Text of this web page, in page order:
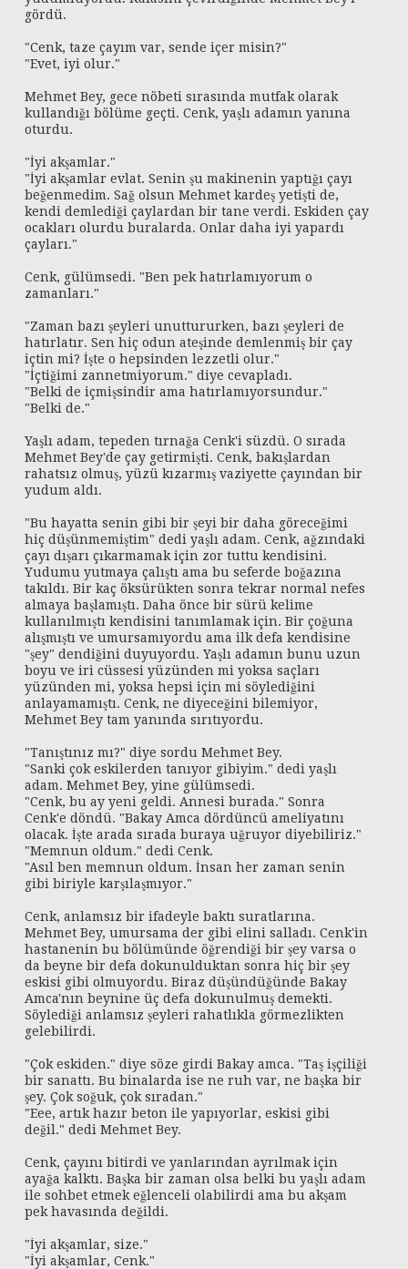
gördü.
"Cenk, taze çayım var, sende içer misin?"
"Evet, iyi olur."
Mehmet Bey, gece nöbeti sırasında mutfak olarak
kullandığı bölüme geçti. Cenk, yaşlı adamın yanına
oturdu.
"İyi akşamlar."
"İyi akşamlar evlat. Senin şu makinenin yaptığı çayı
beğenmedim. Sağ olsun Mehmet kardeş yetişti de,
kendi demlediği çaylardan bir tane verdi. Eskiden çay
ocakları olurdu buralarda. Onlar daha iyi yapardı
çayları."
Cenk, gülümsedi. "Ben pek hatırlamıyorum o
zamanları."
"Zaman bazı şeyleri unuttururken, bazı şeyleri de
hatırlatır. Sen hiç odun ateşinde demlenmiş bir çay
içtin mi? İşte o hepsinden lezzetli olur."
"İçtiğimi zannetmiyorum." diye cevapladı.
"Belki de içmişsindir ama hatırlamıyorsundur."
"Belki de."
Yaşlı adam, tepeden tırnağa Cenk'i süzdü. O sırada
Mehmet Bey'de çay getirmişti. Cenk, bakışlardan
rahatsız olmuş, yüzü kızarmış vaziyette çayından bir
yudum aldı.
"Bu hayatta senin gibi bir şeyi bir daha göreceğimi
hiç düşünmemiştim" dedi yaşlı adam. Cenk, ağzındaki
çayı dışarı çıkarmamak için zor tuttu kendisini.
Yudumu yutmaya çalıştı ama bu seferde boğazına
takıldı. Bir kaç öksürükten sonra tekrar normal nefes
almaya başlamıştı. Daha önce bir sürü kelime
kullanılmıştı kendisini tanımlamak için. Bir çoğuna
alışmıştı ve umursamıyordu ama ilk defa kendisine
"şey" dendiğini duyuyordu. Yaşlı adamın bunu uzun
boyu ve iri cüssesi yüzünden mi yoksa saçları
yüzünden mi, yoksa hepsi için mi söylediğini
anlayamamıştı. Cenk, ne diyeceğini bilemiyor,
Mehmet Bey tam yanında sırıtıyordu.
"Tanıştınız mı?" diye sordu Mehmet Bey.
"Sanki çok eskilerden tanıyor gibiyim." dedi yaşlı
adam. Mehmet Bey, yine gülümsedi.
"Cenk, bu ay yeni geldi. Annesi burada." Sonra
Cenk'e döndü. "Bakay Amca dördüncü ameliyatını
olacak. İşte arada sırada buraya uğruyor diyebiliriz."
"Memnun oldum." dedi Cenk.
"Asıl ben memnun oldum. İnsan her zaman senin
gibi biriyle karşılaşmıyor."
Cenk, anlamsız bir ifadeyle baktı suratlarına.
Mehmet Bey, umursama der gibi elini salladı. Cenk'in
hastanenin bu bölümünde öğrendiği bir şey varsa o
da beyne bir defa dokunulduktan sonra hiç bir şey
eskisi gibi olmuyordu. Biraz düşündüğünde Bakay
Amca'nın beynine üç defa dokunulmuş demekti.
Söylediği anlamsız şeyleri rahatlıkla görmezlikten
gelebilirdi.
"Çok eskiden." diye söze girdi Bakay amca. "Taş işçiliği
bir sanattı. Bu binalarda ise ne ruh var, ne başka bir
şey. Çok soğuk, çok sıradan."
"Eee, artık hazır beton ile yapıyorlar, eskisi gibi
değil." dedi Mehmet Bey.
Cenk, çayını bitirdi ve yanlarından ayrılmak için
ayağa kalktı. Başka bir zaman olsa belki bu yaşlı adam
ile sohbet etmek eğlenceli olabilirdi ama bu akşam
pek havasında değildi.
"İyi akşamlar, size."
"İyi akşamlar, Cenk."